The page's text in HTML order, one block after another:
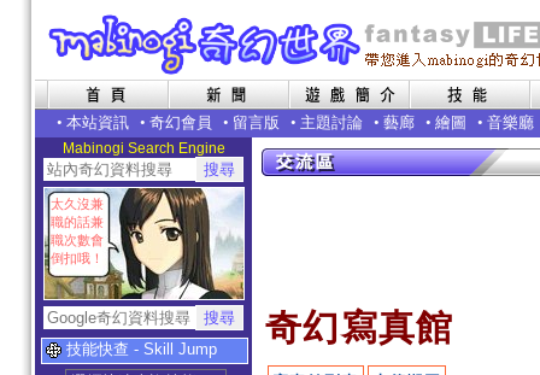
• 本站資訊 • 奇幻會員 • 留言版 • 主題討論 • 藝廊 • 繪圖 • 音樂廳
Mabinogi Search Engine
太久沒兼
職的話兼
職次數會
倒扣哦！
技能快查 - Skill Jump
奇幻寫真館